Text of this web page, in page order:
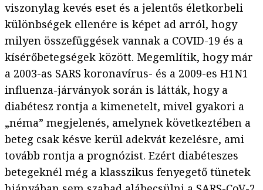
viszonylag kevés eset és a jelentős életkorbeli
különbségek ellenére is képet ad arról, hogy
milyen összefüggések vannak a COVID-19 és a
kísérőbetegségek között. Megemlítik, hogy már
a 2003-as SARS koronavírus- és a 2009-es H1N1
influenza-járványok során is látták, hogy a
diabétesz rontja a kimenetelt, mivel gyakori a
„néma” megjelenés, amelynek következtében a
beteg csak késve kerül adekvát kezelésre, ami
tovább rontja a prognózist. Ezért diabéteszes
betegeknél még a klasszikus fenyegető tünetek